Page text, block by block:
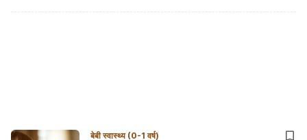
बेबी स्वास्थ्य (0-1 वर्ष)